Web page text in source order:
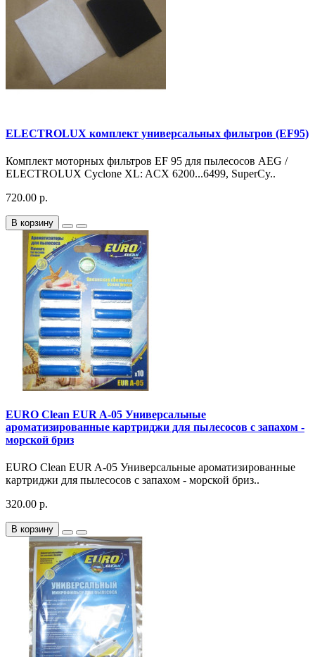
ELECTROLUX комплект универсальных фильтров (EF95)
Комплект моторных фильтров EF 95 для пылесосов AEG /
ELECTROLUX Cyclone XL: ACX 6200...6499, SuperCy..
720.00 р.
В корзину
EURO Clean EUR A-05 Универсальные
ароматизированные картриджи для пылесосов с запахом -
морской бриз
EURO Clean EUR A-05 Универсальные ароматизированные
картриджи для пылесосов с запахом - морской бриз..
320.00 р.
В корзину